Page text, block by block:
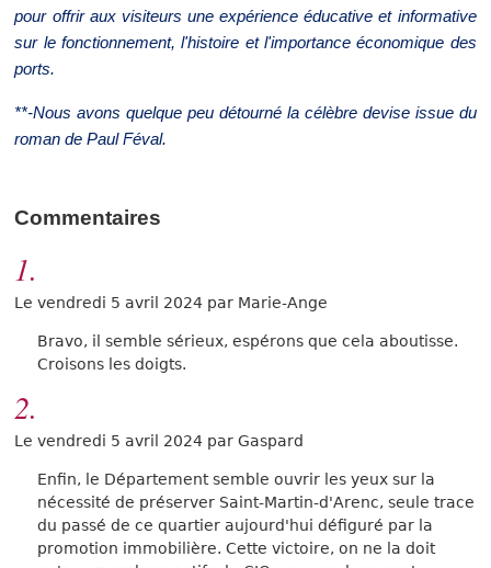
pour offrir aux visiteurs une expérience éducative et informative
sur le fonctionnement, l'histoire et l'importance économique des
ports.
**-Nous avons quelque peu détourné la célèbre devise issue du
roman dePaul Féval.
Commentaires
1.
Le vendredi 5 avril 2024 par Marie-Ange
Bravo, il semble sérieux, espérons que cela aboutisse.
Croisons les doigts.
2.
Le vendredi 5 avril 2024 par Gaspard
Enfin, le Département semble ouvrir les yeux sur la
nécessité de préserver Saint-Martin-d'Arenc, seule trace
du passé de ce quartier aujourd'hui défiguré par la
promotion immobilière. Cette victoire, on ne la doit